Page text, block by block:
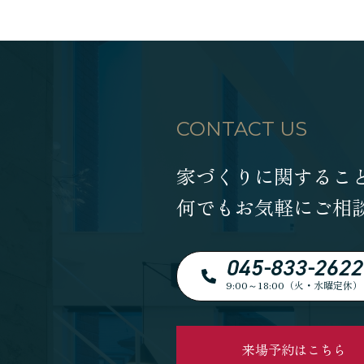
CONTACT US
家づくりに関するこ
何でもお気軽にご相
045-833-2622
9:00～18:00（火・水曜定休）
来場予約はこちら